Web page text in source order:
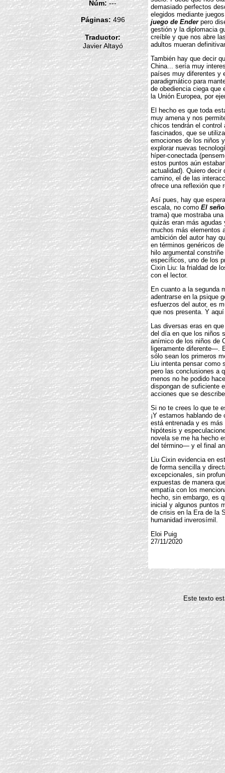
Núm: ---
Páginas:496
Traductor:
Javier Altayó
demasiado perfectos
elegidos mediante
juego de Ender pero
gestión y la diplomacia
creíble y que nos abre
adultos mueran
También hay que decir
China... sería muy
países muy diferentes y
paradigmático para
de obediencia ciega que
la Unión Europea, por
El hecho es que toda
muy amena y nos
chicos tendrán el control
fascinados, que se
emociones de los niños
explorar nuevas
híper-conectada
estos puntos aún
actualidad). Quiero decir
camino, el de las
ofrece una reflexión que
Así pues, hay que
escala, no como El
trama) que mostraba
quizás eran más
muchos más elementos
ambición del autor hay
en términos genéricos
hilo argumental
específicos, uno de los
Cixin Liu: la frialdad de
con el lector.
En cuanto a la segunda
adentrarse en la psique
esfuerzos del autor, es
que nos presenta. Y
Las diversas eras en
del día en que los niños
anímico de los niños de
ligeramente diferente—.
sólo sean los primeros
Liu intenta pensar como
pero las conclusiones a
menos no he podido
dispongan de suficiente
acciones que se
Si no te crees lo que te
¡Y estamos hablando
está entrenada y es más
hipótesis y
novela se me ha hecho
del término— y el final
Liu Cixin evidencia en
de forma sencilla y
excepcionales, sin
expuestas de manera
empatía con los
hecho, sin embargo, es
inicial y algunos puntos
de crisis en la Era de la
humanidad inverosímil.
Eloi Puig
27/11/2020
Este texto